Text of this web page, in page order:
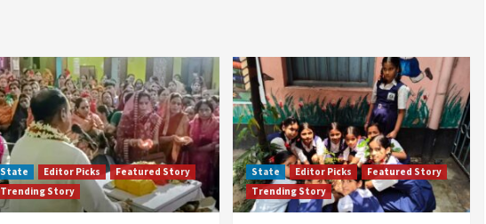
State Editor Picks
Featured Story
Trending Story
State Editor Picks
Featured Story
Trending Story